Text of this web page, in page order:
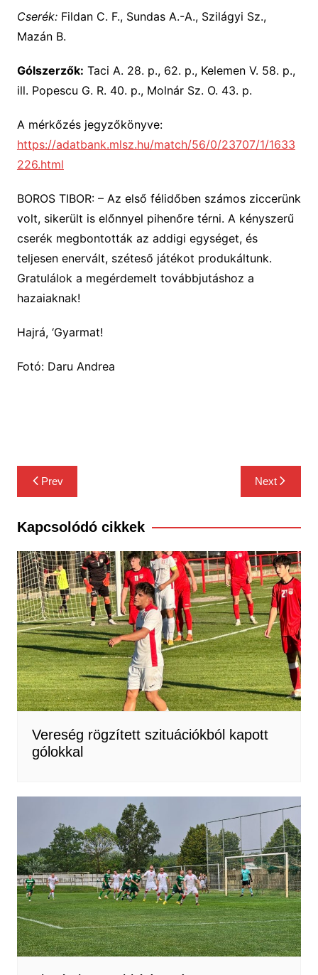
Cserék:Fildan C. F., Sundas A.-A., Szilágyi Sz.,
Mazán B.
Gólszerzők: Taci A. 28. p., 62. p., Kelemen V. 58. p.,
ill. Popescu G. R. 40. p., Molnár Sz. O. 43. p.
A mérkőzés jegyzőkönyve:
https://adatbank.mlsz.hu/match/56/0/23707/1/1633
226.html
BOROS TIBOR: – Az első félidőben számos ziccerünk
volt, sikerült is előnnyel pihenőre térni. A kényszerű
cserék megbontották az addigi egységet, és
teljesen enervált, széteső játékot produkáltunk.
Gratulálok a megérdemelt továbbjutáshoz a
hazaiaknak!
Hajrá, ‘Gyarmat!
Fotó: Daru Andrea
Bejegyzés
navigáció
Prev Next
Kapcsolódó cikkek
Vereség rögzített szituációkból kapott
gólokkal